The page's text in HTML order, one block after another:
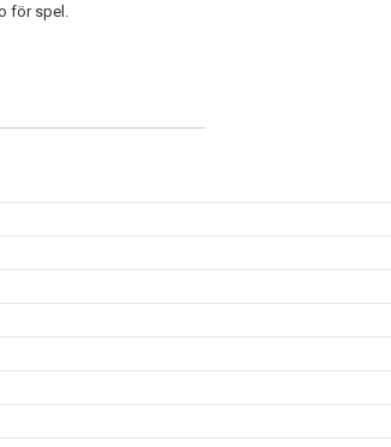
för spel.